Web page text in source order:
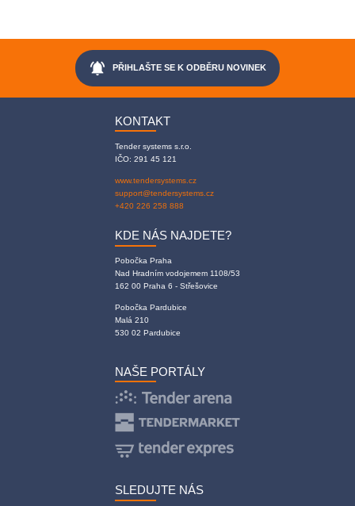
notifications_active PŘIHLAŠTE SE K ODBĚRU NOVINEK
KONTAKT
Tender systems s.r.o.
IČO: 291 45 121
www.tendersystems.cz
support@tendersystems.cz
+420 226 258 888
KDE NÁS NAJDETE?
Pobočka Praha
Nad Hradním vodojemem 1108/53
162 00 Praha 6 - Střešovice
Pobočka Pardubice
Malá 210
530 02 Pardubice
NAŠE PORTÁLY
SLEDUJTE NÁS